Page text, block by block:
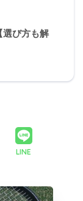
選び方も解
LINE